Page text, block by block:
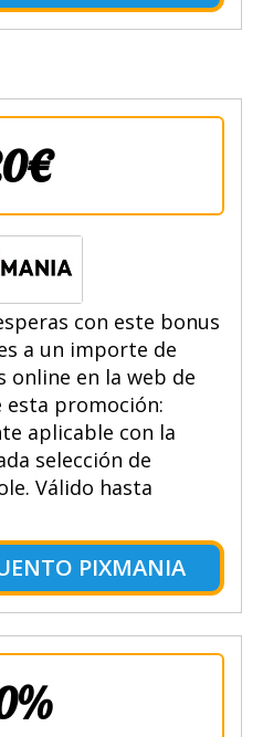
con este bonus
a un importe de
online en la web de
esta promoción:
aplicable con la
selección de
Válido hasta
PIXMANIA